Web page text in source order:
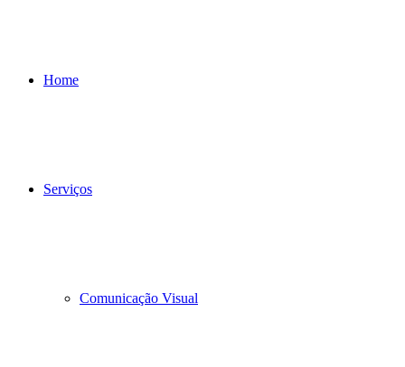
Home
Serviços
Comunicação Visual